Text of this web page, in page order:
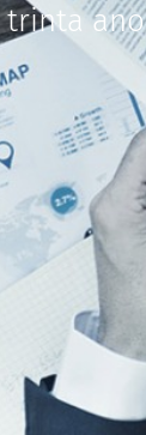
trinta